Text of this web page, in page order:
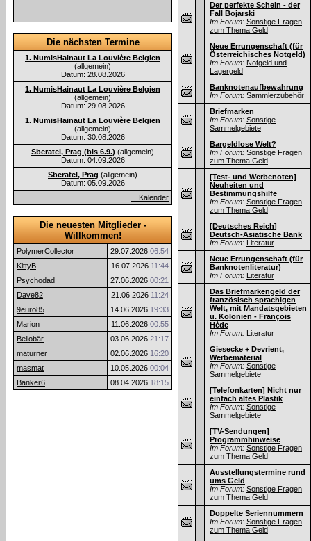
Die nächsten Termine
1. NumisHainaut La Louvière Belgien
(allgemein)
Datum: 28.08.2026
1. NumisHainaut La Louvière Belgien
(allgemein)
Datum: 29.08.2026
1. NumisHainaut La Louvière Belgien
(allgemein)
Datum: 30.08.2026
Sberatel, Prag (bis 6.9.) (allgemein)
Datum: 04.09.2026
Sberatel, Prag (allgemein)
Datum: 05.09.2026
... Kalender
Die neuesten Mitglieder -
Willkommen!
PolymerCollector 29.07.2026 06:54
KittyB
16.07.2026 11:44
Psychodad
27.06.2026 00:21
Dave82
21.06.2026 11:24
9euro85
14.06.2026 19:33
Marion
11.06.2026 00:55
Bellobär
03.06.2026 21:17
maturner
02.06.2026 16:20
masmat
10.05.2026 00:04
Banker6
08.04.2026 18:15
Der perfekte Schein - der
Fall Bojarski
Im Forum: Sonstige Fragen
zum Thema Geld
Neue Errungenschaft (für
Österreichisches Notgeld)
Im Forum: Notgeld und
Lagergeld
Banknotenaufbewahrung
Im Forum: Sammlerzubehör
Briefmarken
Im Forum: Sonstige
Sammelgebiete
Bargeldlose Welt?
Im Forum: Sonstige Fragen
zum Thema Geld
[Test- und Werbenoten]
Neuheiten und
Bestimmungshilfe
Im Forum: Sonstige Fragen
zum Thema Geld
[Deutsches Reich]
Deutsch-Asiatische Bank
Im Forum: Literatur
Neue Errungenschaft (für
Banknotenliteratur)
Im Forum: Literatur
Das Briefmarkengeld der
französisch sprachigen
Welt, mit Mandatsgebieten
u. Kolonien - François
Hède
Im Forum: Literatur
Giesecke + Devrient,
Werbematerial
Im Forum: Sonstige
Sammelgebiete
[Telefonkarten] Nicht nur
einfach altes Plastik
Im Forum: Sonstige
Sammelgebiete
[TV-Sendungen]
Programmhinweise
Im Forum: Sonstige Fragen
zum Thema Geld
Ausstellungstermine rund
ums Geld
Im Forum: Sonstige Fragen
zum Thema Geld
Doppelte Seriennummern
Im Forum: Sonstige Fragen
zum Thema Geld